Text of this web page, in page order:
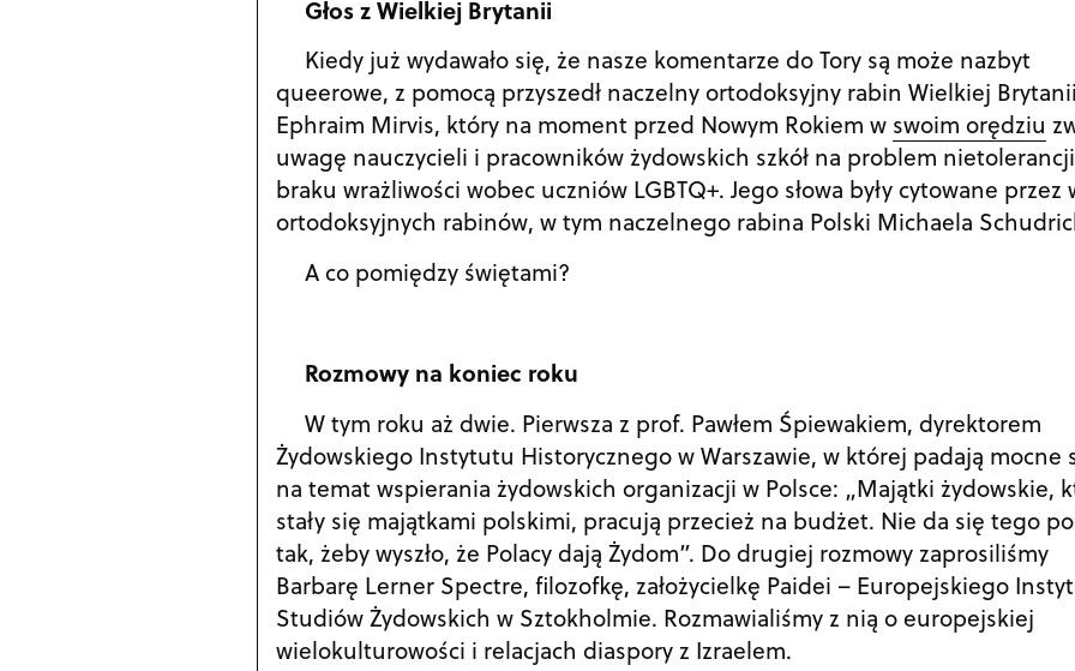
Głos z Wielkiej Brytanii
Kiedy już wydawało się, że nasze komentarze do Tory są może nazbyt
queerowe, z pomocą przyszedł naczelny ortodoksyjny rabin Wielkiej Brytanii
Ephraim Mirvis, który na moment przed Nowym Rokiem w swoim orędziu
uwagę nauczycieli i pracowników żydowskich szkół na problem
braku wrażliwości wobec uczniów LGBTQ+. Jego słowa były cytowane przez
ortodoksyjnych rabinów, w tym naczelnego rabina Polski Michaela
A co pomiędzy świętami?
Rozmowy na koniec roku
W tym roku aż dwie. Pierwsza z prof. Pawłem Śpiewakiem, dyrektorem
Żydowskiego Instytutu Historycznego w Warszawie, w której padają mocne
na temat wspierania żydowskich organizacji w Polsce: „Majątki żydowskie,
stały się majątkami polskimi, pracują przecież na budżet. Nie da się tego
tak, żeby wyszło, że Polacy dają Żydom”. Do drugiej rozmowy zaprosiliśmy
Barbarę Lerner Spectre, filozofkę, założycielkę Paidei – Europejskiego
Studiów Żydowskich w Sztokholmie. Rozmawialiśmy z nią o europejskiej
wielokulturowości i relacjach diaspory z Izraelem.